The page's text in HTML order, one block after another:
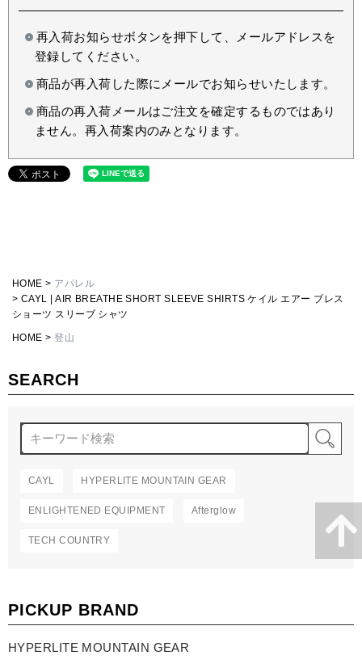
SEARCH
CAYL HYPERLITE MOUNTAIN GEAR
ENLIGHTENED EQUIPMENT Afterglow
TECH COUNTRY
PICKUP BRAND
HYPERLITE MOUNTAIN GEAR
再入荷お知らせボタンを押下して、メールアドレスを
登録してください。
商品が再入荷した際にメールでお知らせいたします。
商品の再入荷メールはご注文を確定するものではあり
ません。再入荷案内のみとなります。
HOME
アパレル
CAYL | AIR BREATHE SHORT SLEEVE SHIRTS ケイル エアー ブレス
ショーツ スリーブ シャツ
HOME 登山